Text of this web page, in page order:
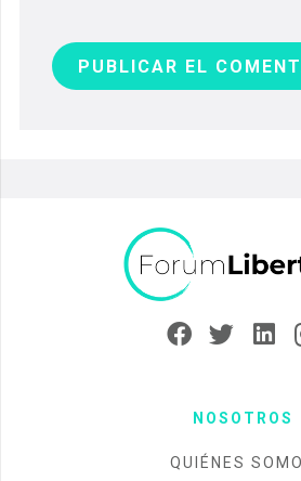
PUBLICAR EL
NOSOTROS
QUIÉNES